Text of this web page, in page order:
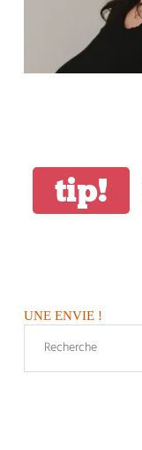
tip!
UNE ENVIE !